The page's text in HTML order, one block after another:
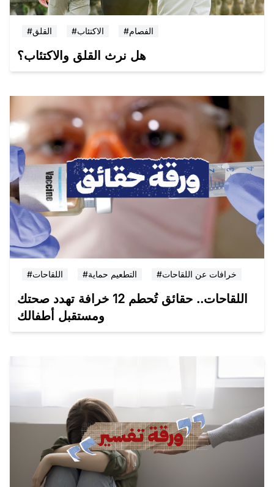
#القلق #الاكتئاب #الفصام
هل نرث القلق والاكتئاب؟
#اللقاحات #التطعيم حماية #خرافات عن اللقاحات
اللقاحات.. حقائق تُحطم 12 خرافة تهدد صحتك
ومستقبل أطفالك